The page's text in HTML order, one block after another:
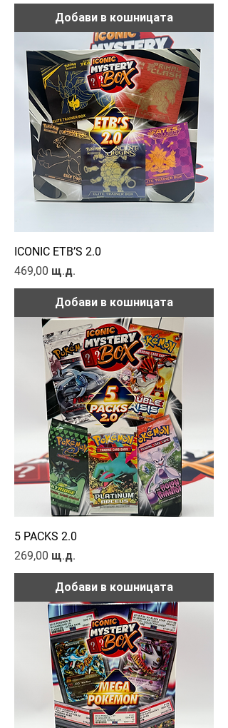
Добави в кошницата
ICONIC ETB’S 2.0
Цена
469,00 щ.д.
Добави в кошницата
5 PACKS 2.0
Цена
269,00 щ.д.
Добави в кошницата